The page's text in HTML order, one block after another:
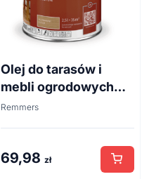
Olej do tarasów i
mebli ogrodowych
Remmers 0,75 l teak
Remmers
69,98 zł